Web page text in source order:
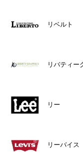
リベルト
リバティー
リー
リーバイス